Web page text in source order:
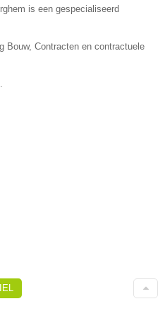
is een gespecialiseerd
Bouw, Contracten en contractuele